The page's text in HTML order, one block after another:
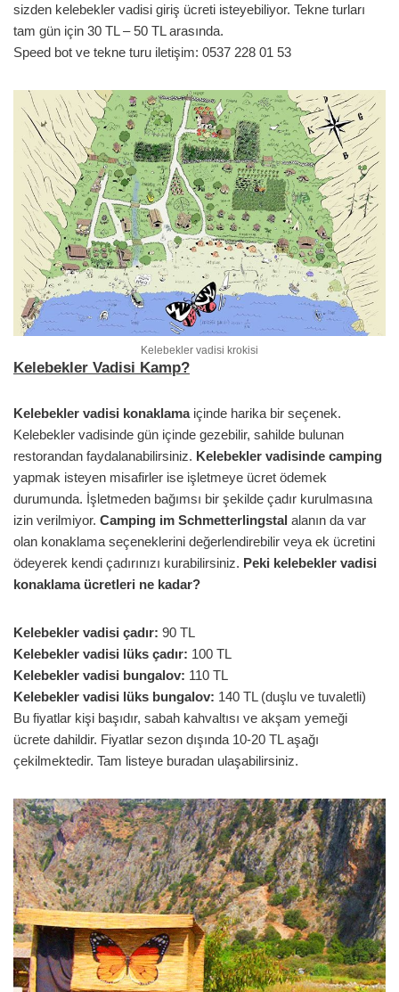
sizden kelebekler vadisi giriş ücreti isteyebiliyor. Tekne turları
tam gün için 30 TL – 50 TL arasında.
Speed bot ve tekne turu iletişim: 0537 228 01 53
Kelebekler vadisi krokisi
Kelebekler Vadisi Kamp?
Kelebekler vadisi konaklamaiçinde harika bir seçenek.
Kelebekler vadisinde gün içinde gezebilir, sahilde bulunan
restorandan faydalanabilirsiniz. Kelebekler vadisinde camping
yapmak isteyen misafirler ise işletmeye ücret ödemek
durumunda. İşletmeden bağımsı bir şekilde çadır kurulmasına
izin verilmiyor. Camping im Schmetterlingstal alanın da var
olan konaklama seçeneklerini değerlendirebilir veya ek ücretini
ödeyerek kendi çadırınızı kurabilirsiniz. Peki kelebekler vadisi
konaklama ücretleri ne kadar?
Kelebekler vadisi çadır: 90 TL
Kelebekler vadisi lüks çadır: 100 TL
Kelebekler vadisi bungalov: 110 TL
Kelebekler vadisi lüks bungalov: 140 TL (duşlu ve tuvaletli)
Bu fiyatlar kişi başıdır, sabah kahvaltısı ve akşam yemeği
ücrete dahildir. Fiyatlar sezon dışında 10-20 TL aşağı
çekilmektedir. Tam listeye buradan ulaşabilirsiniz.